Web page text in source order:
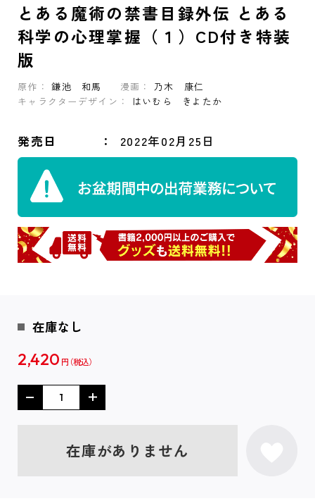
とある魔術の禁書目録外伝 とある
科学の心理掌握（１）CD付き特装
版
原作： 鎌池 和馬 漫画：
乃木 康仁
キャラクターデザイン：
はいむら きよたか
発売日 2022年02月25日
在庫なし
2,420 円
在庫がありません